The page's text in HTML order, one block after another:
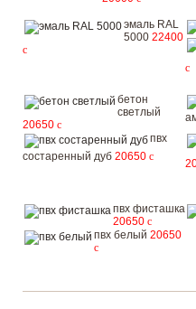
эмаль RAL
5000 22400
c
c
бетон
светлый
20650 c
пвх
состаренный дуб 20650 c
пвх фисташка
20650 c
пвх белый 20650
c